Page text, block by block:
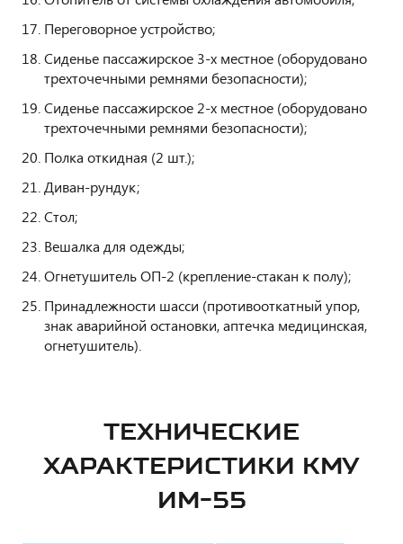
Переговорное устройство;
Сиденье пассажирское 3-х местное (оборудовано
трехточечными ремнями безопасности);
Сиденье пассажирское 2-х местное (оборудовано
трехточечными ремнями безопасности);
Полка откидная (2 шт.);
Диван-рундук;
Стол;
Вешалка для одежды;
Огнетушитель ОП-2 (крепление-стакан к полу);
Принадлежности шасси (противооткатный упор,
знак аварийной остановки, аптечка медицинская,
огнетушитель).
ТЕХНИЧЕСКИЕ
ХАРАКТЕРИСТИКИ КМУ
ИМ-55